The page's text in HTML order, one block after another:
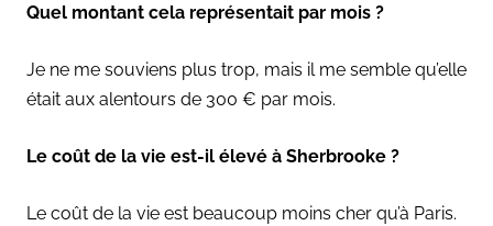
Quel montant cela représentait par mois ?
Je ne me souviens plus trop, mais il me semble qu’elle
était aux alentours de 300 € par mois.
Le coût de la vie est-il élevé à Sherbrooke ?
Le coût de la vie est beaucoup moins cher qu’à Paris.